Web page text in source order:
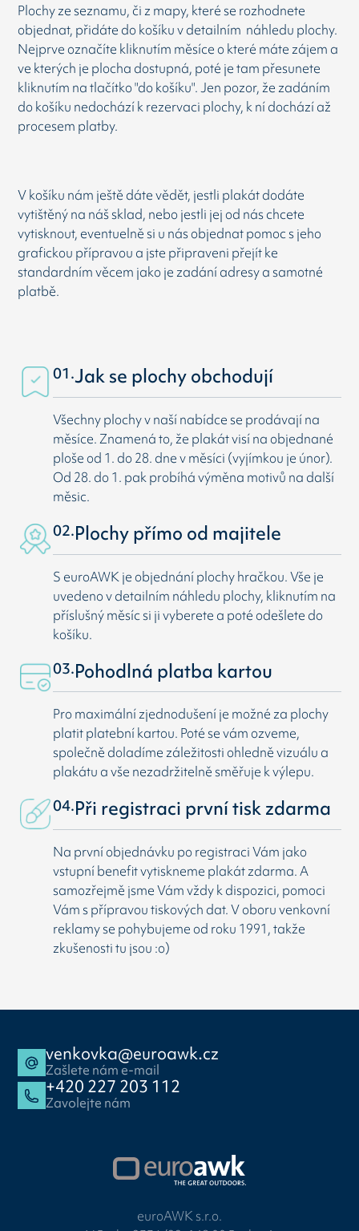
Plochy ze seznamu, či z mapy, které se rozhodnete
objednat, přidáte do košíku v detailním náhledu plochy.
Nejprve označíte kliknutím měsíce o které máte zájem a
ve kterých je plocha dostupná, poté je tam přesunete
kliknutím na tlačítko "do košíku". Jen pozor, že zadáním
do košíku nedochází k rezervaci plochy, k ní dochází až
procesem platby.
V košíku nám ještě dáte vědět, jestli plakát dodáte
vytištěný na náš sklad, nebo jestli jej od nás chcete
vytisknout, eventuelně si u nás objednat pomoc s jeho
grafickou přípravou a jste připraveni přejít ke
standardním věcem jako je zadání adresy a samotné
platbě.
01.Jak se plochy obchodují
Všechny plochy v naší nabídce se prodávají na
měsíce. Znamená to, že plakát visí na objednané
ploše od 1. do 28. dne v měsíci (vyjímkou je únor).
Od 28. do 1. pak probíhá výměna motivů na další
měsic.
02.Plochy přímo od majitele
S euroAWK je objednání plochy hračkou. Vše je
uvedeno v detailním náhledu plochy, kliknutím na
příslušný měsíc si ji vyberete a poté odešlete do
košíku.
03.Pohodlná platba kartou
Pro maximální zjednodušení je možné za plochy
platit platební kartou. Poté se vám ozveme,
společně doladíme záležitosti ohledně vizuálu a
plakátu a vše nezadržitelně směřuje k výlepu.
04.Při registraci první tisk zdarma
Na první objednávku po registraci Vám jako
vstupní benefit vytiskneme plakát zdarma. A
samozřejmě jsme Vám vždy k dispozici, pomoci
Vám s přípravou tiskových dat. V oboru venkovní
reklamy se pohybujeme od roku 1991, takže
zkušenosti tu jsou :o)
venkovka@euroawk.cz
Zašlete nám e-mail
+420 227 203 112
Zavolejte nám
euroAWK s.r.o.